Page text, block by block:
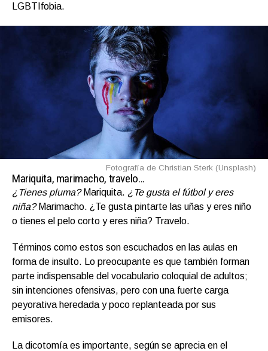
LGBTIfobia.
Fotografía de Christian Sterk (Unsplash)
Mariquita, marimacho, travelo…
¿Tienes pluma?Mariquita. ¿Te gusta el fútbol y eres
niña?Marimacho. ¿Te gusta pintarte las uñas y eres niño
o tienes el pelo corto y eres niña? Travelo.
Términos como estos son escuchados en las aulas en
forma de insulto. Lo preocupante es que también forman
parte indispensable del vocabulario coloquial de adultos;
sin intenciones ofensivas, pero con una fuerte carga
peyorativa heredada y poco replanteada por sus
emisores.
La dicotomía es importante, según se aprecia en el